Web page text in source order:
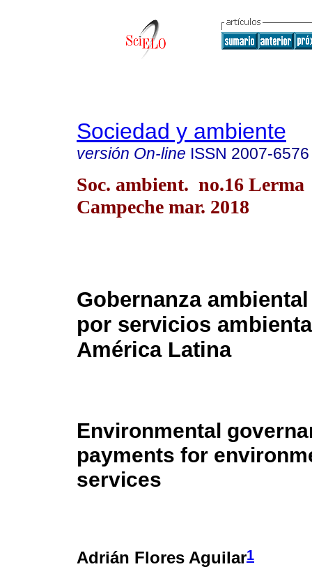
Sociedad y ambiente
versión On-line ISSN 2007-6576
Soc. ambient. no.16 Lerma
Campeche mar. 2018
Gobernanza
por servicios
América Latina
Environmental
payments for
services
Adrián Flores Aguilar1